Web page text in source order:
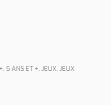
, 5 ANS ET +, JEUX, JEUX